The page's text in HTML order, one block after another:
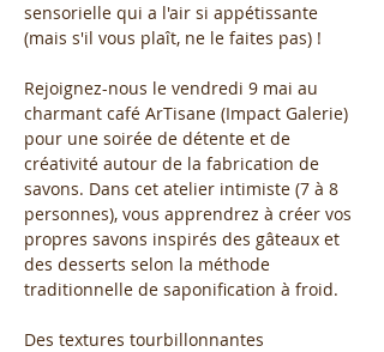
sensorielle qui a l'air si appétissante
(mais s'il vous plaît, ne le faites pas) !
Rejoignez-nous le vendredi 9 mai au
charmant café ArTisane (Impact Galerie)
pour une soirée de détente et de
créativité autour de la fabrication de
savons. Dans cet atelier intimiste (7 à 8
personnes), vous apprendrez à créer vos
propres savons inspirés des gâteaux et
des desserts selon la méthode
traditionnelle de saponification à froid.
Des textures tourbillonnantes